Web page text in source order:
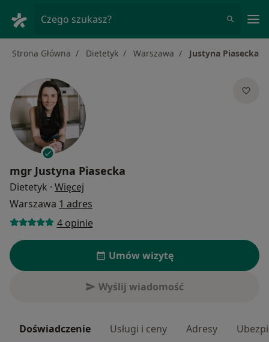
Czego szukasz?
Strona Główna Dietetyk Warszawa Justyna Piasecka
mgr Justyna Piasecka
Dietetyk · Więcej
Warszawa 1 adres
4 opinie
Umów wizytę
Wyślij wiadomość
Doświadczenie Usługi i ceny Adresy